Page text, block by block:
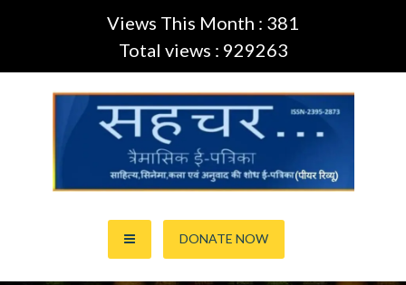
Views This Month : 381
Total views : 929263
सहचर ई-पत्रिका… (ISSN:2395-
2873)
DONATE NOW